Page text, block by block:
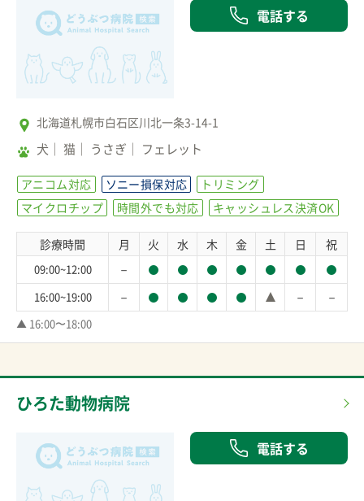
電話する
北海道札幌市白石区川北一条3-14-1
犬 猫 うさぎ フェレット
アニコム対応 ソニー損保対応
トリミング
マイクロチップ
時間外でも対応 キャッシュレス決済OK
診療時間 月 火 水 木 金 土 日 祝
09:00~12:00 －
16:00~19:00 － － －
▲ 16:00〜18:00
ひろた動物病院
電話する